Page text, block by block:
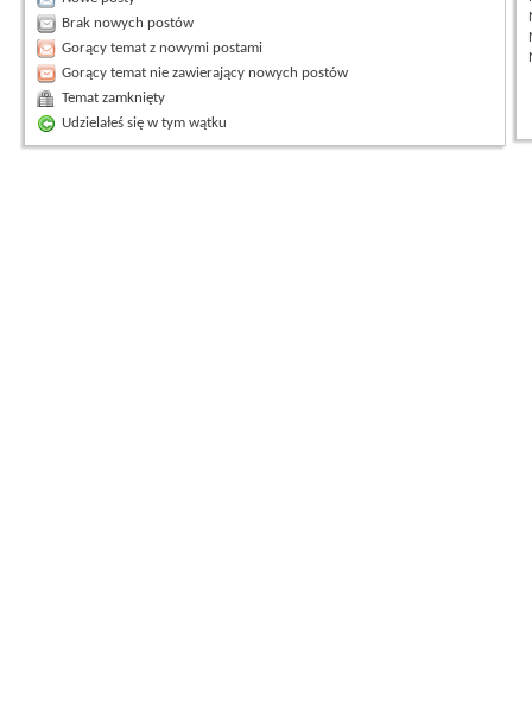
Brak nowych postów
Gorący temat z nowymi postami
Gorący temat nie zawierający nowych postów
Temat zamknięty
Udzielałeś się w tym wątku